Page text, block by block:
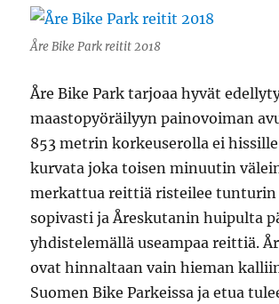
Åre Bike Park reitit 2018
Åre Bike Park tarjoaa hyvät
maastopyöräilyyn painovoiman
853 metrin korkeuserolla ei
kurvata joka toisen minuutin
merkattua reittiä risteilee
sopivasti ja Åreskutanin huipulta
yhdistelemällä useampaa reittiä.
ovat hinnaltaan vain hieman
Suomen Bike Parkeissa ja etua